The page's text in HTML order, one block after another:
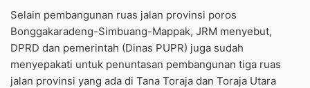
Selain pembangunan ruas jalan provinsi poros
Bonggakaradeng-Simbuang-Mappak, JRM menyebut,
DPRD dan pemerintah (Dinas PUPR) juga sudah
menyepakati untuk penuntasan pembangunan tiga ruas
jalan provinsi yang ada di Tana Toraja dan Toraja Utara